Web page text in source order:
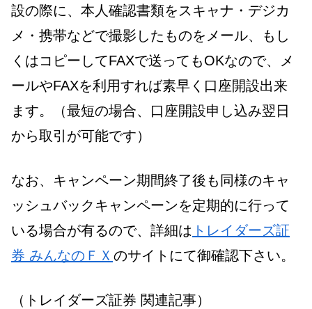
設の際に、本人確認書類をスキャナ・デジカ
メ・携帯などで撮影したものをメール、もし
くはコピーしてFAXで送ってもOKなので、メ
ールやFAXを利用すれば素早く口座開設出来
ます。（最短の場合、口座開設申し込み翌日
から取引が可能です）
なお、キャンペーン期間終了後も同様のキャ
ッシュバックキャンペーンを定期的に行って
いる場合が有るので、詳細は トレイダーズ証
券 みんなのＦＸ のサイトにて御確認下さい。
（トレイダーズ証券 関連記事）